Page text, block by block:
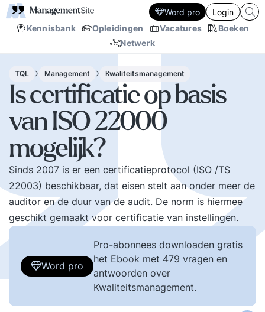
Kennisbank Opleidingen Vacatures
Boeken
Netwerk
Word pro Login
TQL Management Kwaliteitsmanagement
Is certificatie op basis
van ISO 22000
mogelijk?
Sinds 2007 is er een certificatieprotocol (ISO /TS
22003) beschikbaar, dat eisen stelt aan onder meer de
auditor en de duur van de audit. De norm is hiermee
geschikt gemaakt voor certificatie van instellingen.
Word pro
Pro-abonnees downloaden gratis
het Ebook met 479 vragen en
antwoorden over
Kwaliteitsmanagement.